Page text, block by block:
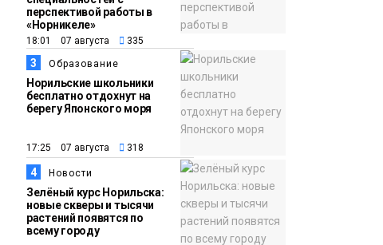
Новости
выходные в
Норильске будут
зябкими, пасмурными
и дождливыми
Общество
Как в Норильске
помогают женщинам
из исправительного
центра
адаптироваться к
жизни
перспективой работы в
«Норникеле»
18:01 07 августа 335
3 Образование
Норильские школьники
бесплатно отдохнут на
берегу Японского моря
17:25 07 августа 318
4 Новости
Зелёный курс Норильска:
новые скверы и тысячи
растений появятся по
всему городу